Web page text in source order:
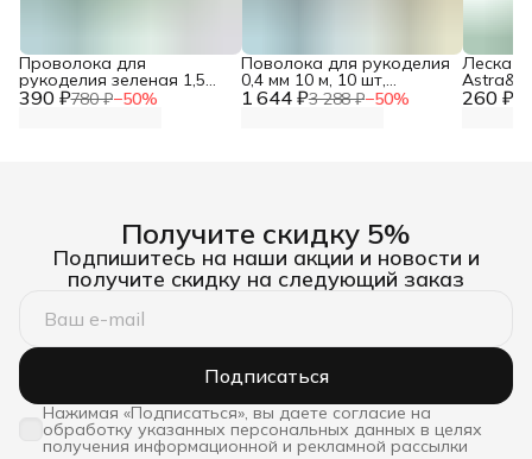
390 ₽780 ₽−50%
Проволока для
рукоделия зеленая 1,5
мм*10 м Astra&Craft 1 644 ₽3 288 ₽−50%
Поволока для рукоделия
0,4 мм 10 м, 10 шт,
Astra&Craft 260 ₽
Леска
м
Получите скидку 5%
Подпишитесь на наши акции и новости и
получите скидку на следующий заказ
Подписаться
Нажимая «Подписаться», вы даете согласие на
обработку указанных персональных данных в целях
получения информационной и рекламной рассылки